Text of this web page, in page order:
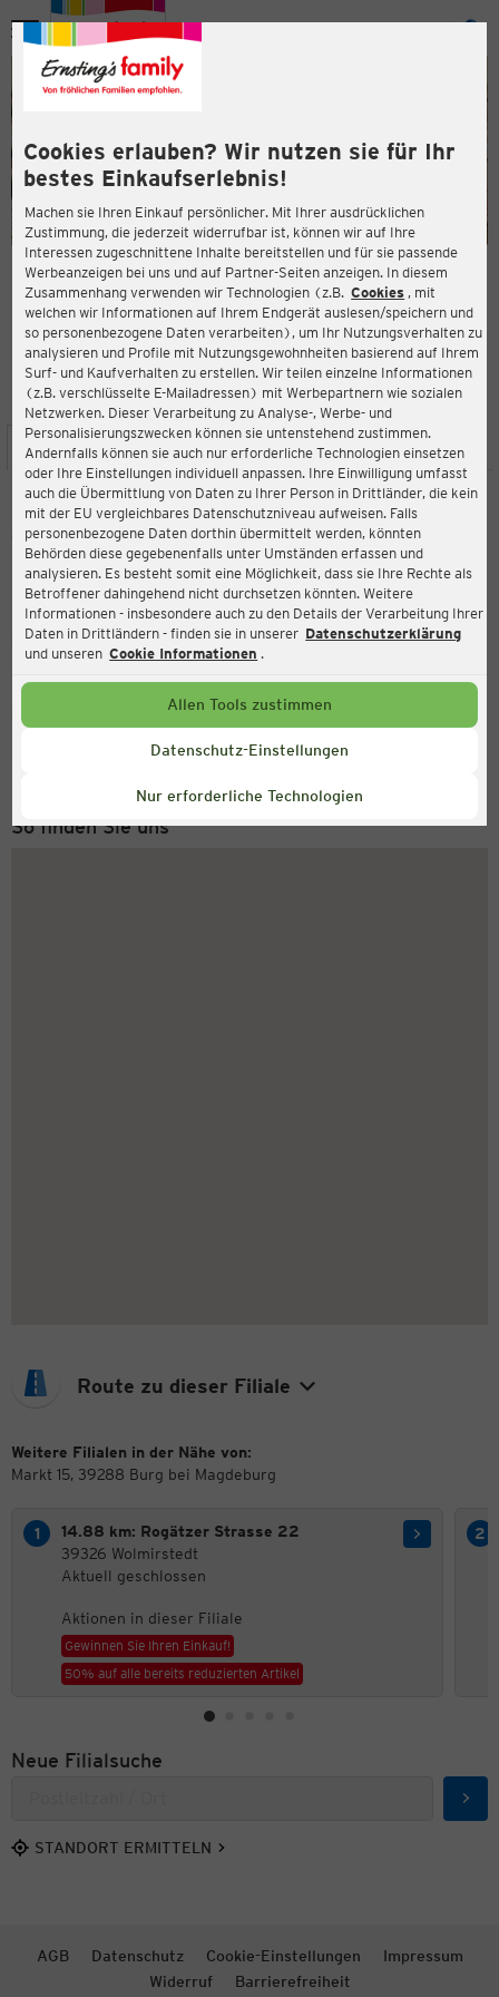
Cookies erlauben? Wir nutzen sie für Ihr
bestes Einkaufserlebnis!
Machen sie Ihren Einkauf persönlicher. Mit Ihrer ausdrücklichen
Zustimmung, die jederzeit widerrufbar ist, können wir auf Ihre
Interessen zugeschnittene Inhalte bereitstellen und für sie passende
Werbeanzeigen bei uns und auf Partner-Seiten anzeigen. In diesem
Zusammenhang verwenden wir Technologien (z.B. Cookies , mit
welchen wir Informationen auf Ihrem Endgerät auslesen/speichern und
so personenbezogene Daten verarbeiten), um Ihr Nutzungsverhalten zu
analysieren und Profile mit Nutzungsgewohnheiten basierend auf Ihrem
Surf- und Kaufverhalten zu erstellen. Wir teilen einzelne Informationen
(z.B. verschlüsselte E-Mailadressen) mit Werbepartnern wie sozialen
Netzwerken. Dieser Verarbeitung zu Analyse-, Werbe- und
Personalisierungszwecken können sie untenstehend zustimmen.
Andernfalls können sie auch nur erforderliche Technologien einsetzen
oder Ihre Einstellungen individuell anpassen. Ihre Einwilligung umfasst
auch die Übermittlung von Daten zu Ihrer Person in Drittländer, die kein
mit der EU vergleichbares Datenschutzniveau aufweisen. Falls
personenbezogene Daten dorthin übermittelt werden, könnten
Behörden diese gegebenenfalls unter Umständen erfassen und
analysieren. Es besteht somit eine Möglichkeit, dass sie Ihre Rechte als
Betroffener dahingehend nicht durchsetzen könnten. Weitere
Informationen - insbesondere auch zu den Details der Verarbeitung Ihrer
Daten in Drittländern - finden sie in unserer Datenschutzerklärung
und unseren Cookie Informationen .
Allen Tools zustimmen
Datenschutz-Einstellungen
Nur erforderliche Technologien
Menü
ERNSTING'S FAMILY FILIALE
Markt 15
39288 Burg bei Magdeburg
4,6
Bewertung:
STANDORT SERVICES SORTIMENT AKTIONEN
Ernsting's family
Markt 15, 39288 Burg bei Magdeburg
Aktuell:
Geschlossen
Service Hotline
+49 (0) 2546 / 98 999 98
So finden Sie uns
Route zu dieser Filiale
Weitere Filialen in der Nähe von:
Markt 15, 39288 Burg bei Magdeburg
14.88 km: Rogätzer Strasse 22
39326 Wolmirstedt
Aktuell geschlossen
Aktionen in dieser Filiale
Gewinnen Sie Ihren Einkauf!
50% auf alle bereits reduzierten Artikel
Neue Filialsuche
STANDORT ERMITTELN
AGB Datenschutz Cookie-Einstellungen
Impressum
Widerruf
Barrierefreiheit